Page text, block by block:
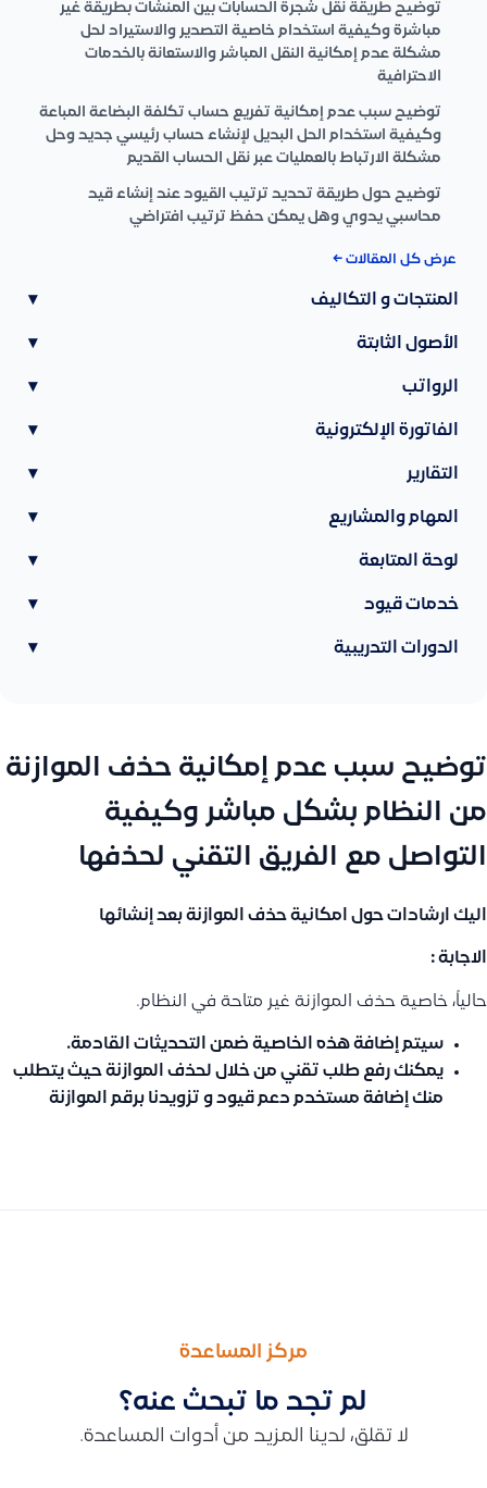
توضيح طريقة نقل شجرة الحسابات بين المنشآت بطريقة غير
مباشرة وكيفية استخدام خاصية التصدير والاستيراد لحل
مشكلة عدم إمكانية النقل المباشر والاستعانة بالخدمات
الاحترافية
توضيح سبب عدم إمكانية تفريع حساب تكلفة البضاعة المباعة
وكيفية استخدام الحل البديل لإنشاء حساب رئيسي جديد وحل
مشكلة الارتباط بالعمليات عبر نقل الحساب القديم
توضيح حول طريقة تحديد ترتيب القيود عند إنشاء قيد
محاسبي يدوي وهل يمكن حفظ ترتيب افتراضي
عرض كل المقالات ←
المنتجات و التكاليف ▾
الأصول الثابتة ▾
الرواتب ▾
الفاتورة الإلكترونية ▾
التقارير ▾
المهام والمشاريع ▾
لوحة المتابعة ▾
خدمات قيود ▾
الدورات التدريبية ▾
توضيح سبب عدم إمكانية حذف الموازنة
من النظام بشكل مباشر وكيفية
التواصل مع الفريق التقني لحذفها
اليك ارشادات حول امكانية حذف الموازنة بعد إنشائها
الاجابة :
حالياً، خاصية حذف الموازنة غير متاحة في النظام.
سيتم إضافة هذه الخاصية ضمن التحديثات القادمة.
يمكنك رفع طلب تقني من خلال لحذف الموازنة حيث يتطلب
منك إضافة مستخدم دعم قيود و تزويدنا برقم الموازنة
مركز المساعدة
لم تجد ما تبحث عنه؟
لا تقلق، لدينا المزيد من أدوات المساعدة.